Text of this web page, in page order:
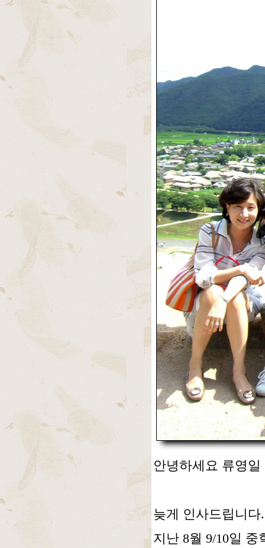
안녕하세요 류영일
늦게 인사드립니다.
지난 8월 9/10일